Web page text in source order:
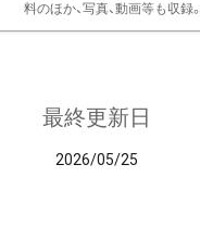
料のほか、写真、動画等も収録。
最終更新日
2026/05/25